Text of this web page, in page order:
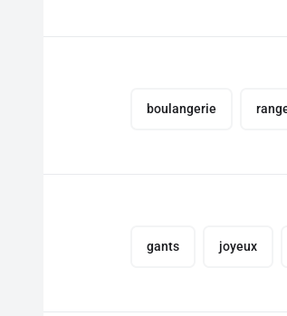
boulangerie
gants joyeux